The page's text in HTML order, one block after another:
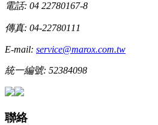
電話: 04 22780167-8
傳真: 04-22780111
E-mail: service@marox.com.tw
統一編號: 52384098
聯絡